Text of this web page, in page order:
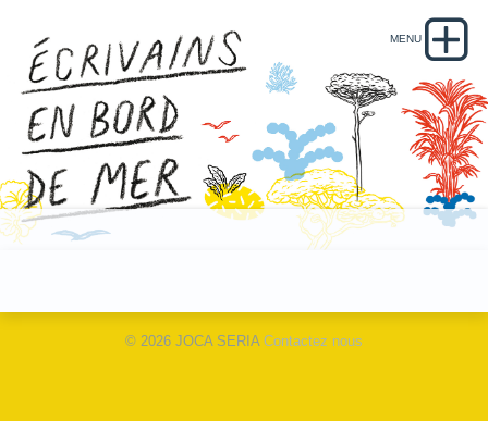
© 2026 JOCA SERIA Contactez nous